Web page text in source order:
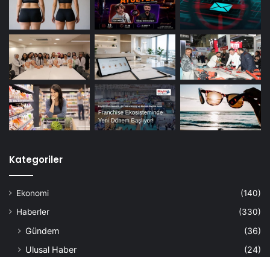
Kategoriler
Ekonomi
(140)
Haberler
(330)
Gündem
(36)
Ulusal Haber
(24)